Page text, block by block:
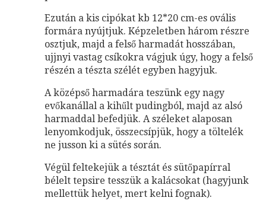
Ezután a kis cipókat kb 12*20 cm-es ovális
formára nyújtjuk. Képzeletben három részre
osztjuk, majd a felső harmadát hosszában,
ujjnyi vastag csíkokra vágjuk úgy, hogy a felső
részén a tészta szélét egyben hagyjuk.
A középső harmadára teszünk egy nagy
evőkanállal a kihűlt pudingból, majd az alsó
harmaddal befedjük. A széleket alaposan
lenyomkodjuk, összecsípjük, hogy a töltelék
ne jusson ki a sütés során.
Végül feltekejük a tésztát és sütőpapírral
bélelt tepsire tesszük a kalácsokat (hagyjunk
mellettük helyet, mert kelni fognak).